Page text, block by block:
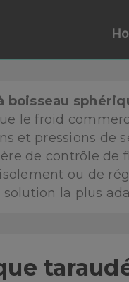
boisseau
le froid
et pressions de
de contrôle de
ou de
la plus